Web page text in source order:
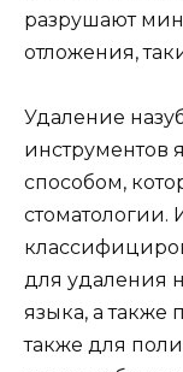
разрушают
отложения,
Удаление
инструментов
способом,
стоматологии.
для удаления
языка, а также
также для